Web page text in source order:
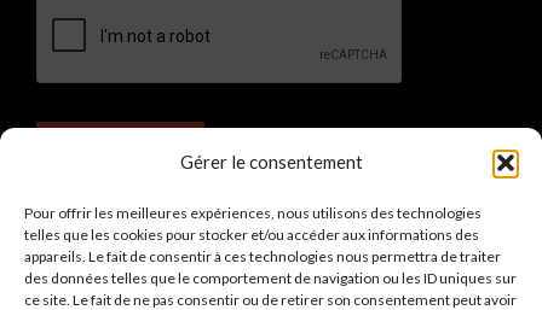
Gérer le consentement
Pour offrir les meilleures expériences, nous utilisons des technologies
telles que les cookies pour stocker et/ou accéder aux informations des
appareils. Le fait de consentir à ces technologies nous permettra de traiter
des données telles que le comportement de navigation ou les ID uniques sur
ce site. Le fait de ne pas consentir ou de retirer son consentement peut avoir
Copyright © 2026 Training Partners